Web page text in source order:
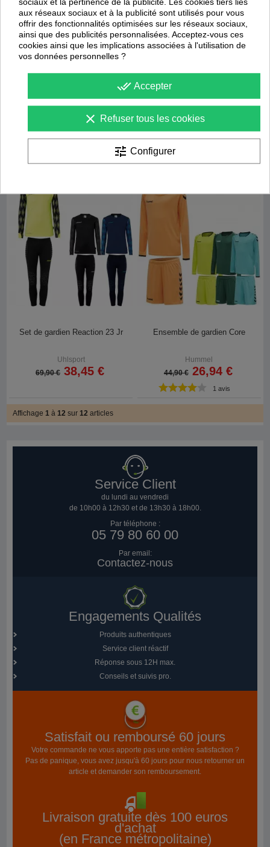
23,70 €
1 avis
Ensemble Zamora VII
60,50 € 30,25 €
1 avis
Set de gardien Reaction 23 Jr
Uhlsport
69,90 € 38,45 €
Ensemble de gardien Core
Hummel
44,90 € 26,94 €
1 avis
Affichage 1à 12sur 12articles
Service Client
du lundi au vendredi
de 10h00 à 12h30 et de 13h30 à 18h00.
Par téléphone :
05 79 80 60 00
Par email:
Contactez-nous
Engagements Qualités
Produits authentiques
Service client réactif
Réponse sous 12H max.
Conseils et suivis pro.
Satisfait ou remboursé 60 jours
Votre commande ne vous apporte pas une entière satisfaction ?
Pas de panique, vous avez jusqu'à 60 jours pour nous retourner un
article et demander son remboursement.
Livraison gratuite dès 100 euros
d'achat
(en France métropolitaine)
aux réseaux sociaux et à la publicité sont utilisés pour vous
offrir des fonctionnalités optimisées sur les réseaux sociaux,
ainsi que des publicités personnalisées. Acceptez-vous ces
cookies ainsi que les implications associées à l'utilisation de
vos données personnelles ?
done_all Accepter
clear Refuser tous les cookies
tune Configurer